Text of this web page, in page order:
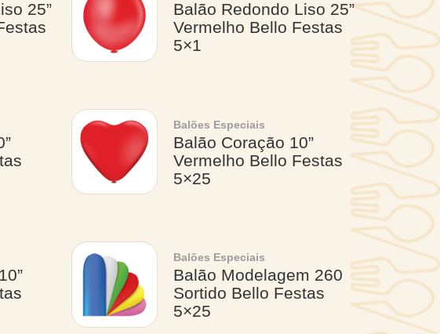
25”
Balão Redondo Liso 25”
Vermelho Bello Festas
5×1
Balões Especiais
Balão Coração 10”
Vermelho Bello Festas
5×25
Balões Especiais
Balão Modelagem 260
Sortido Bello Festas
5×25